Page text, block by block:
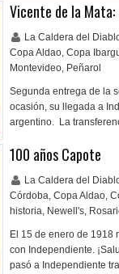
Vicente de la
La Caldera del
Copa Aldao, Copa
Montevideo, Peñarol
Segunda entrega de la
ocasión, su llegada a
argentino. La
100 años Capote
La Caldera del
Córdoba, Copa Aldao,
historia, Newell's,
El 15 de enero de 1918
con Independiente.
pasó a Independiente